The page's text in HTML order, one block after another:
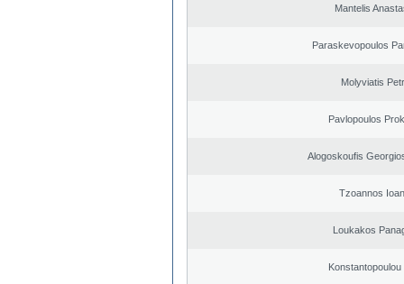
Mantelis
Paraskevopoulos
Molyviatis
Pavlopoulos
Alogoskoufis
Tzoannos
Loukakos
Konstantopoulou